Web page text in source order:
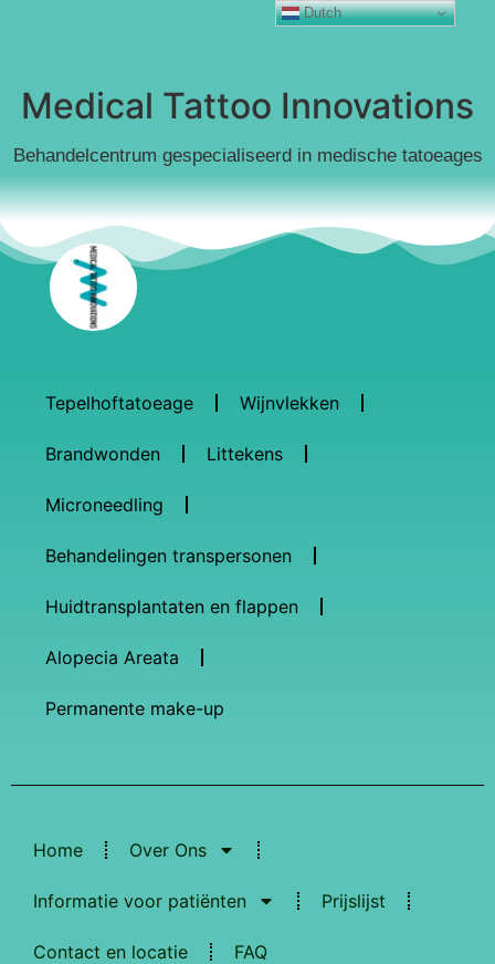
Medical Tattoo Innovations
Behandelcentrum gespecialiseerd in medische tatoeages
Tepelhoftatoeage Wijnvlekken
Brandwonden Littekens
Microneedling
Behandelingen transpersonen
Huidtransplantaten en flappen
Alopecia Areata
Permanente make-up
Home Over Ons
Informatie voor patiënten Prijslijst
Contact en locatie FAQ
Dutch